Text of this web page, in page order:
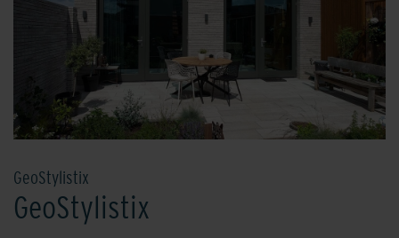
GeoStylistix
GeoStylistix